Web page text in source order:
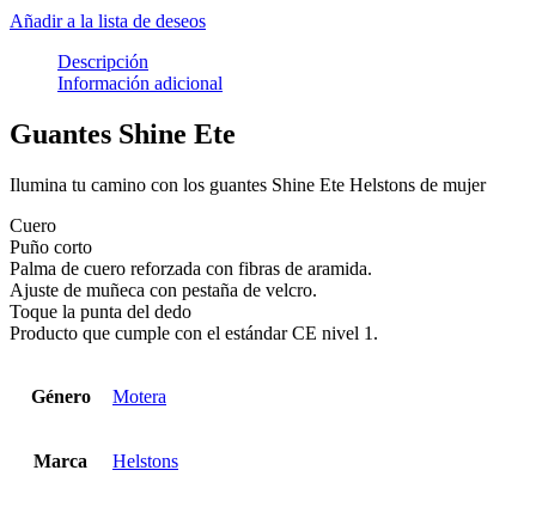
Añadir a la lista de deseos
Descripción
Información adicional
Guantes Shine Ete
Ilumina tu camino con los guantes Shine Ete Helstons de mujer
Cuero
Puño corto
Palma de cuero reforzada con fibras de aramida.
Ajuste de muñeca con pestaña de velcro.
Toque la punta del dedo
Producto que cumple con el estándar CE nivel 1.
Género Motera
Marca Helstons